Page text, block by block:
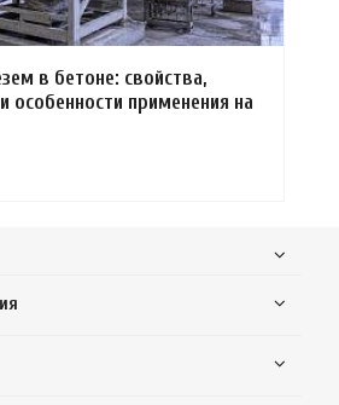
в бетоне: свойства,
особенности применения на